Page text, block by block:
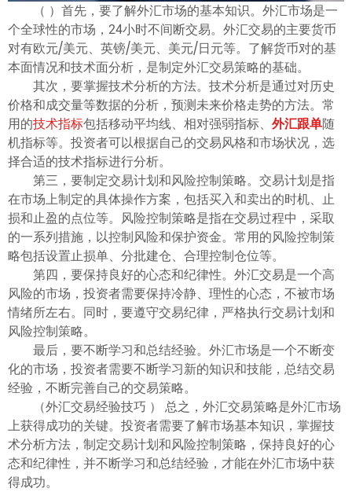
（ ）首先，要了解外汇市场的基本知识。外汇市场是一
个全球性的市场，24小时不间断交易。外汇交易的主要货币
对有欧元/美元、英镑/美元、美元/日元等。了解货币对的基
本面情况和技术面分析，是制定外汇交易策略的基础。
其次，要掌握技术分析的方法。技术分析是通过对历史
价格和成交量等数据的分析，预测未来价格走势的方法。常
用的技术指标包括移动平均线、相对强弱指标、 外汇跟单随
机指标等。投资者可以根据自己的交易风格和市场状况，选
择合适的技术指标进行分析。
第三，要制定交易计划和风险控制策略。交易计划是指
在市场上制定的具体操作方案，包括买入和卖出的时机、止
损和止盈的点位等。风险控制策略是指在交易过程中，采取
的一系列措施，以控制风险和保护资金。常用的风险控制策
略包括设置止损单、分批建仓、合理控制仓位等。
第四，要保持良好的心态和纪律性。外汇交易是一个高
风险的市场，投资者需要保持冷静、理性的心态，不被市场
情绪所左右。同时，要遵守交易纪律，严格执行交易计划和
风险控制策略。
最后，要不断学习和总结经验。外汇市场是一个不断变
化的市场，投资者需要不断学习新的知识和技能，总结交易
经验，不断完善自己的交易策略。
（外汇交易经验技巧 ） 总之，外汇交易策略是外汇市场
上获得成功的关键。投资者需要了解市场基本知识，掌握技
术分析方法，制定交易计划和风险控制策略，保持良好的心
态和纪律性，并不断学习和总结经验，才能在外汇市场中获
得成功。